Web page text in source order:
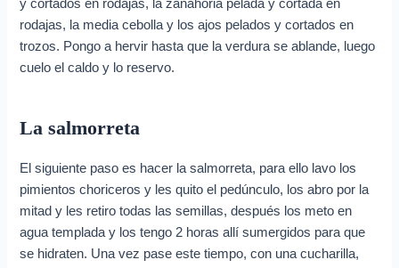
y cortados en rodajas, la zanahoria pelada y cortada en
rodajas, la media cebolla y los ajos pelados y cortados en
trozos. Pongo a hervir hasta que la verdura se ablande, luego
cuelo el caldo y lo reservo.
La salmorreta
El siguiente paso es hacer la salmorreta, para ello lavo los
pimientos choriceros y les quito el pedúnculo, los abro por la
mitad y les retiro todas las semillas, después los meto en
agua templada y los tengo 2 horas allí sumergidos para que
se hidraten. Una vez pase este tiempo, con una cucharilla,